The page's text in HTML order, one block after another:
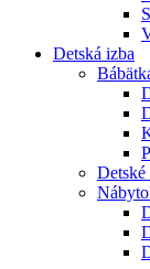
Detská izba
Detské